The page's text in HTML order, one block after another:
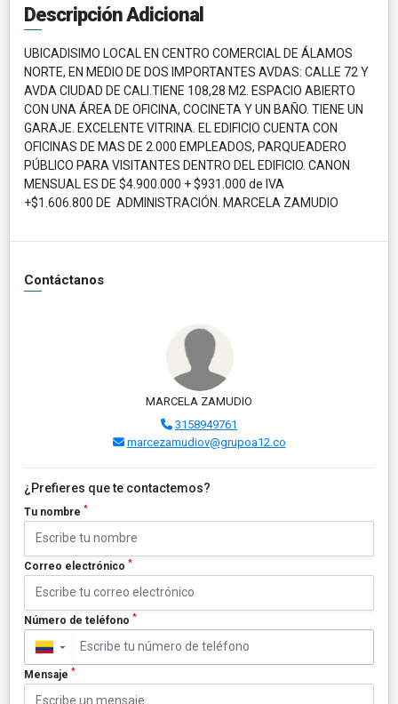
Descripción Adicional
UBICADISIMO LOCAL EN CENTRO COMERCIAL DE ÁLAMOS
NORTE, EN MEDIO DE DOS IMPORTANTES AVDAS: CALLE 72 Y
AVDA CIUDAD DE CALI.TIENE 108,28 M2. ESPACIO ABIERTO
CON UNA ÁREA DE OFICINA, COCINETA Y UN BAÑO. TIENE UN
GARAJE. EXCELENTE VITRINA. EL EDIFICIO CUENTA CON
OFICINAS DE MAS DE 2.000 EMPLEADOS, PARQUEADERO
PÚBLICO PARA VISITANTES DENTRO DEL EDIFICIO. CANON
MENSUAL ES DE $4.900.000 + $931.000 de IVA
+$1.606.800 DE ADMINISTRACIÓN. MARCELA ZAMUDIO
Contáctanos
MARCELA ZAMUDIO
3158949761
marcezamudiov@grupoa12.co
¿Prefieres que te contactemos?
Tu nombre *
Correo electrónico *
Número de teléfono *
▼
Mensaje *